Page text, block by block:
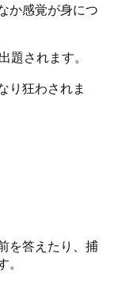
か感覚が身につ
題されます。
り狂わされま
を答えたり、捕